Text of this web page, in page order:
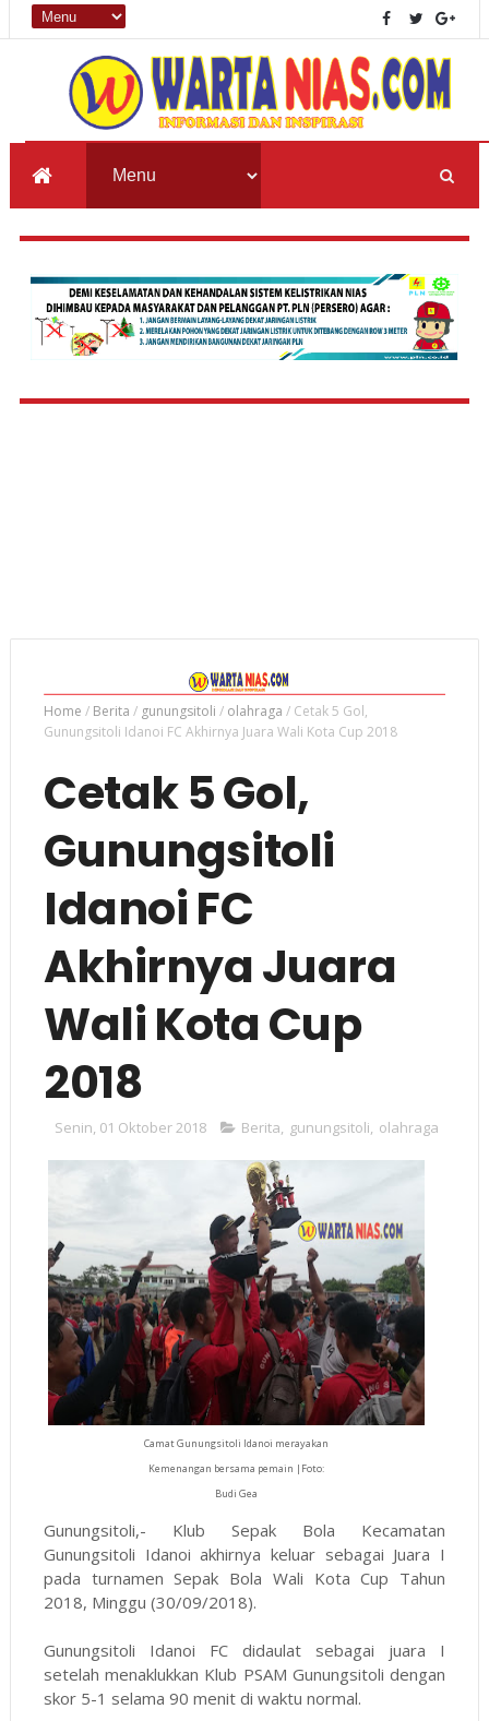
Home / Berita / gunungsitoli / olahraga / Cetak 5 Gol,
Gunungsitoli Idanoi FC Akhirnya Juara Wali Kota Cup 2018
Cetak 5 Gol,
Gunungsitoli
Idanoi FC
Akhirnya Juara
Wali Kota Cup
2018
Senin, 01 Oktober 2018 Berita, gunungsitoli, olahraga
Camat Gunungsitoli Idanoi merayakan
Kemenangan bersama pemain |Foto:
Budi Gea
Gunungsitoli,- Klub Sepak Bola Kecamatan
Gunungsitoli Idanoi akhirnya keluar sebagai Juara I
pada turnamen Sepak Bola Wali Kota Cup Tahun
2018, Minggu (30/09/2018).
Gunungsitoli Idanoi FC didaulat sebagai juara I
setelah menaklukkan Klub PSAM Gunungsitoli dengan
skor 5-1 selama 90 menit di waktu normal.